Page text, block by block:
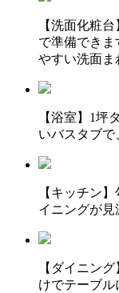
【洗面化粧
で準備でき
やすい洗面ま
【浴室】1坪
いバスタブで
【キッチン
イニングが見
【ダイニン
けでテーブ